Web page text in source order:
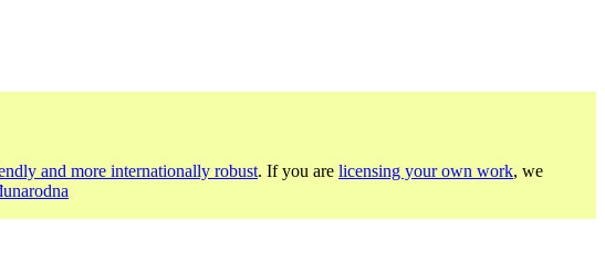
and more internationally robust. If you are licensing your own work, we